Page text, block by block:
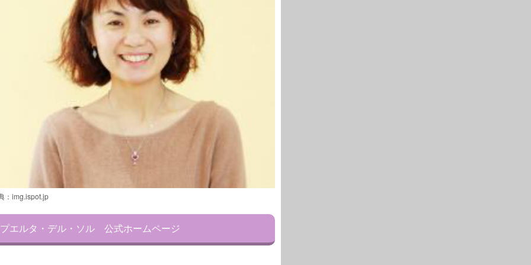
： img.ispot.jp
プエルタ・デル・ソル 公式ホームページ